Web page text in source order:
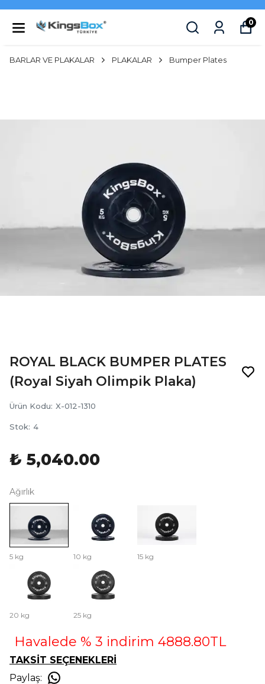
0
BARLAR VE PLAKALAR PLAKALAR Bumper Plates
ROYAL BLACK BUMPER PLATES
(Royal Siyah Olimpik Plaka)
Ürün Kodu: X-012-1310
Stok: 4
₺ 5,040.00
Ağırlık
5 kg 10 kg 15 kg
20 kg 25 kg
Havalede % 3 indirim 4888.80TL
TAKSİT SEÇENEKLERİ
Paylaş: